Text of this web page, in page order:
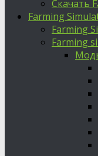
Скачать
Farming
Farming
Farming